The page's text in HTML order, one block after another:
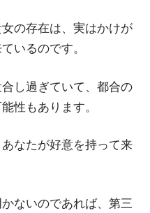
の存在は、実はかけが
いるのです。
し過ぎていて、都合の
性もあります。
なたが好意を持って来
ないのであれば、第三